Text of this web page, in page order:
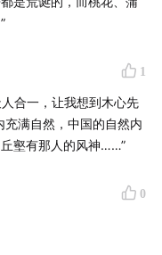
理性哲学的对抗
兵法，但现在的青
学是中国人的第一
织
1
合一，让我想到木心先
充满自然，中国的自然内
壑有那人的风神……”
0